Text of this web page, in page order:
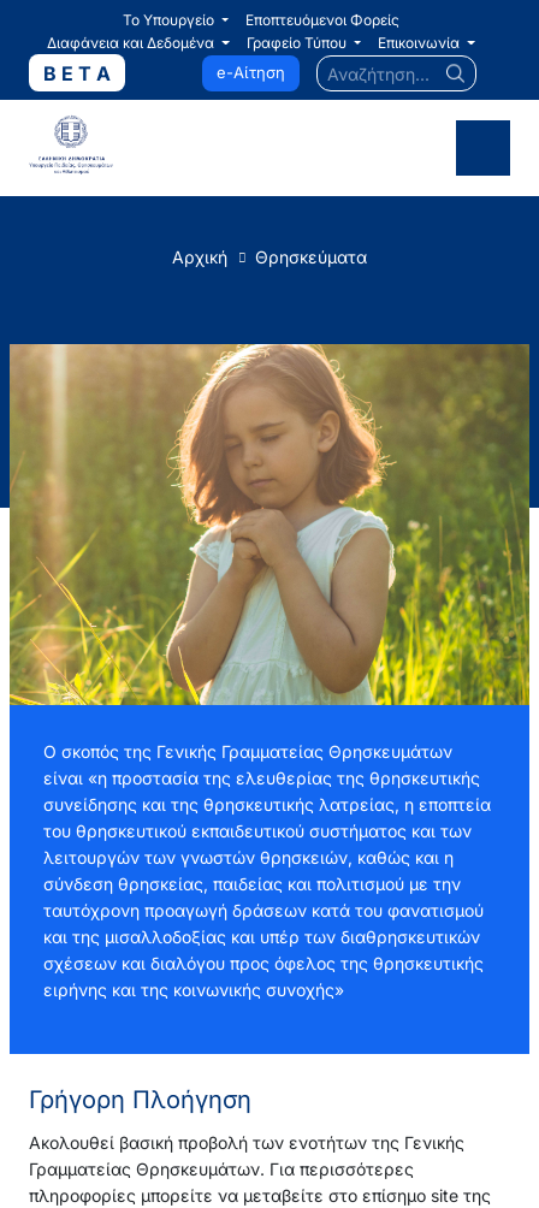
Το Υπουργείο
Εποπτευόμενοι Φορείς
Διαφάνεια και Δεδομένα
Γραφείο Τύπου Επικοινωνία
B E T A e-Αίτηση Αναζήτηση...
Αρχική Θρησκεύματα
Ο σκοπός της Γενικής Γραμματείας Θρησκευμάτων
είναι «η προστασία της ελευθερίας της θρησκευτικής
συνείδησης και της θρησκευτικής λατρείας, η εποπτεία
του θρησκευτικού εκπαιδευτικού συστήματος και των
λειτουργών των γνωστών θρησκειών, καθώς και η
σύνδεση θρησκείας, παιδείας και πολιτισμού με την
ταυτόχρονη προαγωγή δράσεων κατά του φανατισμού
και της μισαλλοδοξίας και υπέρ των διαθρησκευτικών
σχέσεων και διαλόγου προς όφελος της θρησκευτικής
ειρήνης και της κοινωνικής συνοχής»
Γρήγορη Πλοήγηση
Ακολουθεί βασική προβολή των ενοτήτων της Γενικής
Γραμματείας Θρησκευμάτων. Για περισσότερες
πληροφορίες μπορείτε να μεταβείτε στο επίσημο site της